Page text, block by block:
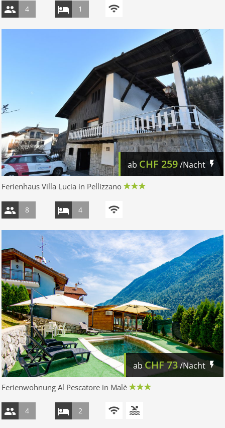
4 1
ab CHF 259/Nacht
Ferienhaus Villa Lucia in Pellizzano
8 4
abCHF73/Nacht
Ferienwohnung Al Pescatore in Malè
4 2